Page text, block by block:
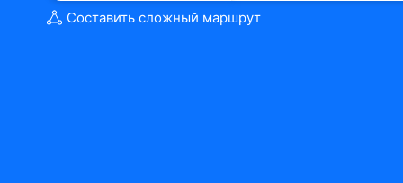
Составить сложный маршрут